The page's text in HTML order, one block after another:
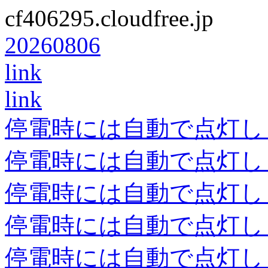
cf406295.cloudfree.jp
20260806
link
link
停電時には自動で点灯
停電時には自動で点灯
停電時には自動で点灯
停電時には自動で点灯
停電時には自動で点灯